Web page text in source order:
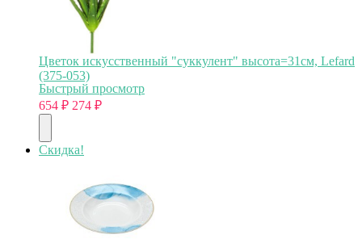
Цветок искусственный "суккулент" высота=31см, Lefard
(375-053)
Быстрый просмотр
654 ₽ 274 ₽
Скидка!